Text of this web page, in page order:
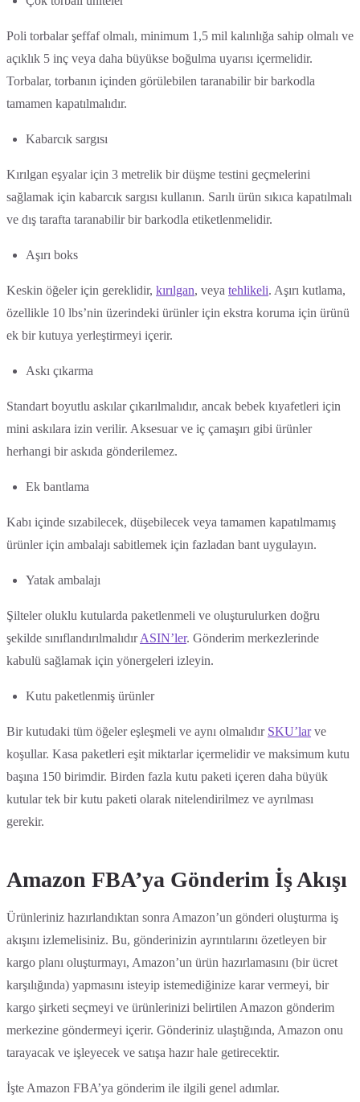
Poli torbalar şeffaf olmalı, minimum 1,5 mil kalınlığa sahip olmalı ve
açıklık 5 inç veya daha büyükse boğulma uyarısı içermelidir.
Torbalar, torbanın içinden görülebilen taranabilir bir barkodla
tamamen kapatılmalıdır.
Kabarcık sargısı
Kırılgan eşyalar için 3 metrelik bir düşme testini geçmelerini
sağlamak için kabarcık sargısı kullanın. Sarılı ürün sıkıca kapatılmalı
ve dış tarafta taranabilir bir barkodla etiketlenmelidir.
Aşırı boks
Keskin öğeler için gereklidir, kırılgan, veya tehlikeli. Aşırı kutlama,
özellikle 10 lbs’nin üzerindeki ürünler için ekstra koruma için ürünü
ek bir kutuya yerleştirmeyi içerir.
Askı çıkarma
Standart boyutlu askılar çıkarılmalıdır, ancak bebek kıyafetleri için
mini askılara izin verilir. Aksesuar ve iç çamaşırı gibi ürünler
herhangi bir askıda gönderilemez.
Ek bantlama
Kabı içinde sızabilecek, düşebilecek veya tamamen kapatılmamış
ürünler için ambalajı sabitlemek için fazladan bant uygulayın.
Yatak ambalajı
Şilteler oluklu kutularda paketlenmeli ve oluşturulurken doğru
şekilde sınıflandırılmalıdırASIN’ler. Gönderim merkezlerinde
kabulü sağlamak için yönergeleri izleyin.
Kutu paketlenmiş ürünler
Bir kutudaki tüm öğeler eşleşmeli ve aynı olmalıdır SKU’larve
koşullar. Kasa paketleri eşit miktarlar içermelidir ve maksimum kutu
başına 150 birimdir. Birden fazla kutu paketi içeren daha büyük
kutular tek bir kutu paketi olarak nitelendirilmez ve ayrılması
gerekir.
Amazon FBA’ya Gönderim İş Akışı
Ürünleriniz hazırlandıktan sonra Amazon’un gönderi oluşturma iş
akışını izlemelisiniz. Bu, gönderinizin ayrıntılarını özetleyen bir
kargo planı oluşturmayı, Amazon’un ürün hazırlamasını (bir ücret
karşılığında) yapmasını isteyip istemediğinize karar vermeyi, bir
kargo şirketi seçmeyi ve ürünlerinizi belirtilen Amazon gönderim
merkezine göndermeyi içerir. Gönderiniz ulaştığında, Amazon onu
tarayacak ve işleyecek ve satışa hazır hale getirecektir.
İşte Amazon FBA’ya gönderim ile ilgili genel adımlar.